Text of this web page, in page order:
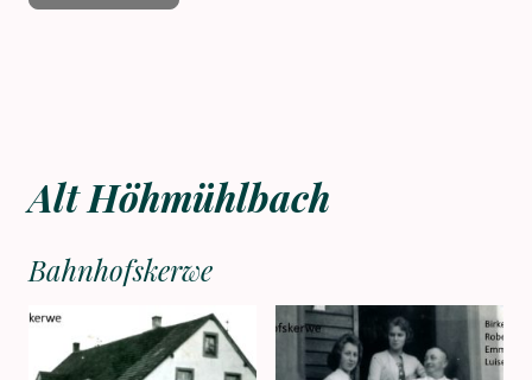
Alt Höhmühlbach
Bahnhofskerwe